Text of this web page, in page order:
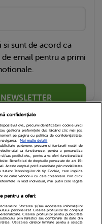
si sunt de acord ca
email pentru a primi
Contact
de confidentialitate
Despre noi
confidențiale
dvs., precum identificatorii cookie unici
gestiona preferințele dvs. făcând clic mai jos,
pe pagina cu politica de confidențialitate.
Mai multe detalii
partenere, precum si furnizorii nostri de
ului sa functioneze, pentru a personaliza
sau profilul dvs., pentru a va oferi functionalitati
Beneficiati de drepturile prevazute de art. 15-
Aceste drepturi pot fi exercitate prin modalitatea
tuturor Tehnologiilor de tip Cookie, care implica
de catre Vendor-ii cu care colaboram. Prin click
in mod individual, mai putin cele legate
pentru a oferi:
Stocarea și/sau accesarea informațiilor
personalizat. Crearea profilurilor de conținut
Crearea profilurilor pentru publicitate
prin statistici sau combinații de date din
Utilizarea datelor limitate pentru a selecta